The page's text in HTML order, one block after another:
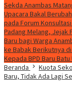
Sekda Anambas
Upacara Bakal Berubah
pada Forum
Padang Melang, Jejak
Baru bagi Warga
ke Babak Berikutnya di
Kepada BPD Baru
Beranda
Kuota
Baru, Tidak Ada Lagi